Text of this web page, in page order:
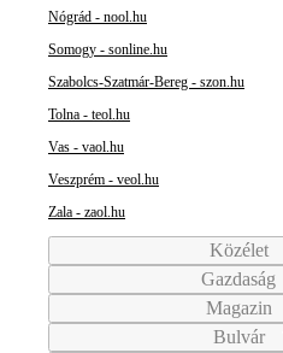
Nógrád - nool.hu
Somogy - sonline.hu
Szabolcs-Szatmár-Bereg - szon.hu
Tolna - teol.hu
Vas - vaol.hu
Veszprém - veol.hu
Zala - zaol.hu
Közélet
Gazdaság
Magazin
Bulvár